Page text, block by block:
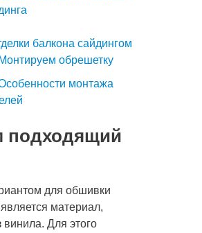
балкона сайдингом
Монтируем обрешетку
монтажа
подходящий
для обшивки
материал,
винила. Для этого